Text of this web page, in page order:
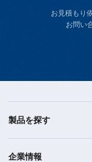
お見積もり
お問い
製品を探す
企業情報